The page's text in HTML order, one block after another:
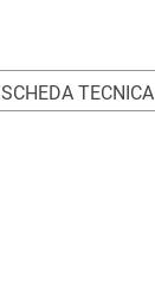
SCHEDA TECNICA